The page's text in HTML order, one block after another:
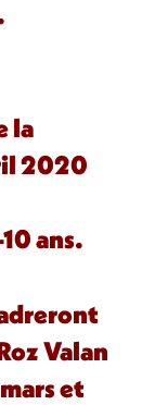
la
2020
ans.
Valan
et